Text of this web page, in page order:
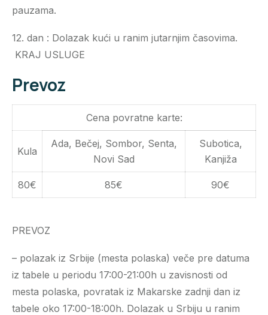
pauzama.
12. dan : Dolazak kući u ranim jutarnjim časovima.
KRAJ USLUGE
Prevoz
Cena povratne karte:
Kula
Ada, Bečej, Sombor, Senta,
Novi Sad
Subotica,
Kanjiža
80€ 85€ 90€
PREVOZ
– polazak iz Srbije (mesta polaska) veče pre datuma
iz tabele u periodu 17:00-21:00h u zavisnosti od
mesta polaska, povratak iz Makarske zadnji dan iz
tabele oko 17:00-18:00h. Dolazak u Srbiju u ranim